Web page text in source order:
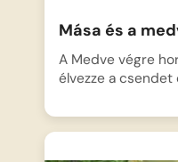
Mása és a
A Medve végre
élvezze a csendet